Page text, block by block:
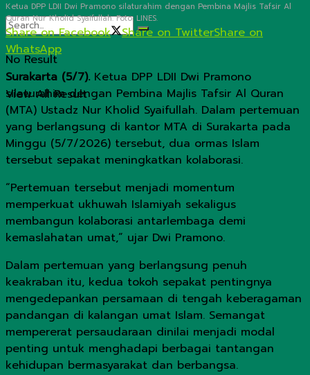
No Result
View All Result
Ketua DPP LDII Dwi Pramono silaturahim dengan Pembina Majlis Tafsir Al
Quran Nur Kholid Syaifullah. Foto: LINES.
Share on Facebook Share on TwitterShare on
WhatsApp
Surakarta (5/7). Ketua DPP LDII Dwi Pramono
silaturahim dengan Pembina Majlis Tafsir Al Quran
(MTA) Ustadz Nur Kholid Syaifullah. Dalam pertemuan
yang berlangsung di kantor MTA di Surakarta pada
Minggu (5/7/2026) tersebut, dua ormas Islam
tersebut sepakat meningkatkan kolaborasi.
“Pertemuan tersebut menjadi momentum
memperkuat ukhuwah Islamiyah sekaligus
membangun kolaborasi antarlembaga demi
kemaslahatan umat,” ujar Dwi Pramono.
Dalam pertemuan yang berlangsung penuh
keakraban itu, kedua tokoh sepakat pentingnya
mengedepankan persamaan di tengah keberagaman
pandangan di kalangan umat Islam. Semangat
mempererat persaudaraan dinilai menjadi modal
penting untuk menghadapi berbagai tantangan
kehidupan bermasyarakat dan berbangsa.